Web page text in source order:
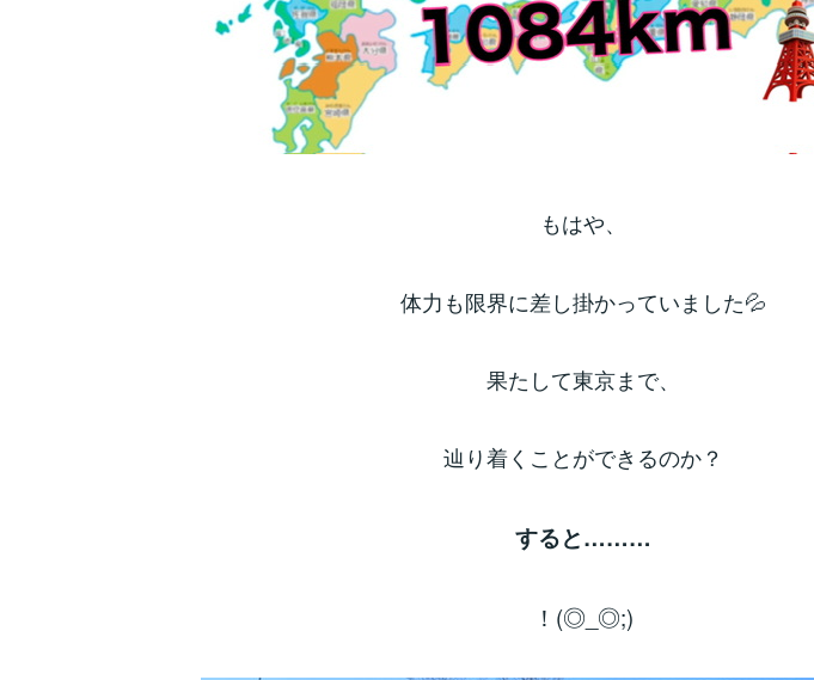
もはや、
体力も限界に差し掛かっていました💦
果たして東京まで、
辿り着くことができるのか？
すると………
！(◎_◎;)